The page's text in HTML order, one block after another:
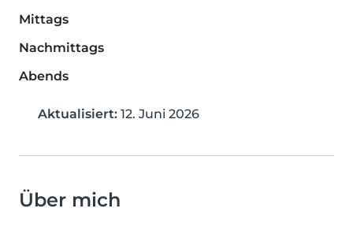
Mittags
Nachmittags
Abends
Aktualisiert: 12. Juni 2026
Über mich